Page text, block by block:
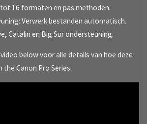
16 formaten en pas methoden.
Verwerk bestanden automatisch.
Catalin en Big Sur ondersteuning.
below voor alle details van hoe deze
Canon Pro Series: